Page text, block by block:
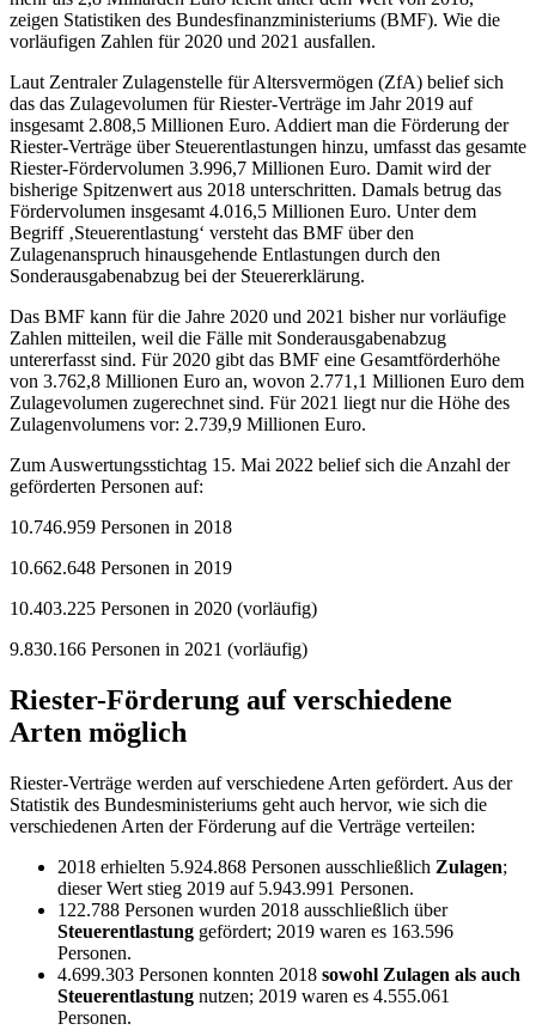
zeigen Statistiken des Bundesfinanzministeriums (BMF). Wie die
vorläufigen Zahlen für 2020 und 2021 ausfallen.
Laut Zentraler Zulagenstelle für Altersvermögen (ZfA) belief sich
das das Zulagevolumen für Riester-Verträge im Jahr 2019 auf
insgesamt 2.808,5 Millionen Euro. Addiert man die Förderung der
Riester-Verträge über Steuerentlastungen hinzu, umfasst das gesamte
Riester-Fördervolumen 3.996,7 Millionen Euro. Damit wird der
bisherige Spitzenwert aus 2018 unterschritten. Damals betrug das
Fördervolumen insgesamt 4.016,5 Millionen Euro. Unter dem
Begriff ‚Steuerentlastung‘ versteht das BMF über den
Zulagenanspruch hinausgehende Entlastungen durch den
Sonderausgabenabzug bei der Steuererklärung.
Das BMF kann für die Jahre 2020 und 2021 bisher nur vorläufige
Zahlen mitteilen, weil die Fälle mit Sonderausgabenabzug
untererfasst sind. Für 2020 gibt das BMF eine Gesamtförderhöhe
von 3.762,8 Millionen Euro an, wovon 2.771,1 Millionen Euro dem
Zulagevolumen zugerechnet sind. Für 2021 liegt nur die Höhe des
Zulagenvolumens vor: 2.739,9 Millionen Euro.
Zum Auswertungsstichtag 15. Mai 2022 belief sich die Anzahl der
geförderten Personen auf:
10.746.959 Personen in 2018
10.662.648 Personen in 2019
10.403.225 Personen in 2020 (vorläufig)
9.830.166 Personen in 2021 (vorläufig)
Riester-Förderung auf verschiedene
Arten möglich
Riester-Verträge werden auf verschiedene Arten gefördert. Aus der
Statistik des Bundesministeriums geht auch hervor, wie sich die
verschiedenen Arten der Förderung auf die Verträge verteilen:
2018 erhielten 5.924.868 Personen ausschließlich Zulagen;
dieser Wert stieg 2019 auf 5.943.991 Personen.
122.788 Personen wurden 2018 ausschließlich über
Steuerentlastung gefördert; 2019 waren es 163.596
Personen.
4.699.303 Personen konnten 2018 sowohl Zulagen als auch
Steuerentlastung nutzen; 2019 waren es 4.555.061
Personen.